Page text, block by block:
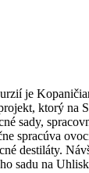
je
ktorý na
sady,
spracúva
destiláty.
sadu na